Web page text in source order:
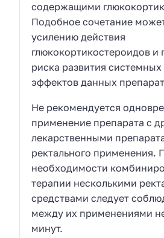
содержащими
Подобное сочетание
усилению действия
глюкокортикостероидов
риска развития
эффектов данных
Не рекомендуется
применение препарата с
лекарственными
ректального применения.
необходимости
терапии несколькими
средствами следует
между их применениями
минут.